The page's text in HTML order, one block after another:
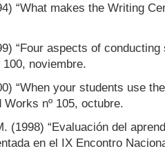
“What makes the Writing
“Four aspects of
noviembre.
“When your students use
Works nº 105, octubre.
(1998) “Evaluación del
en el IX Encontro